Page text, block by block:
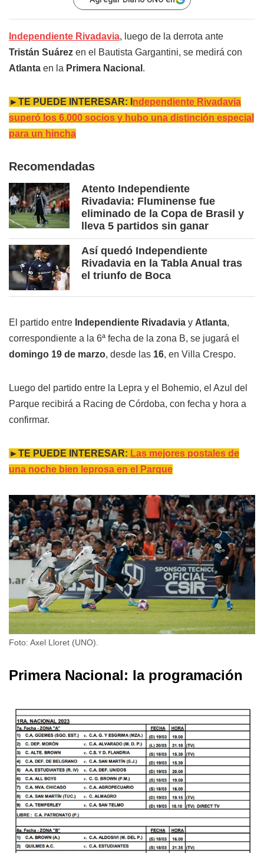
Independiente Rivadavia, luego de la derrota ante
Tristán Suárez en el Bautista Gargantini, se medirá con
Atlanta en la Primera Nacional .
►TE PUEDE INTERESAR: I ndependiente Rivadavia
superó los 6.000 socios y hubo una distinción especial
para un hincha
Recomendadas
Atento Independiente
Rivadavia: Fluminense fue
eliminado de la Copa de Brasil y
lleva 5 partidos sin ganar
Así quedó Independiente
Rivadavia en la Tabla Anual tras
el triunfo de Boca
El partido entre Independiente Rivadavia y Atlanta,
correspondiente a la 6ª fecha de la zona B, se jugará el
domingo 19 de marzo, desde las 16, en Villa Crespo.
Luego del partido entre la Lepra y el Bohemio, el Azul del
Parque recibirá a Racing de Córdoba, con fecha y hora a
confirmar.
►TE PUEDE INTERESAR: Las mejores postales de
una noche bien leprosa en el Parque
Foto: Axel Lloret (UNO).
Primera Nacional: la programación